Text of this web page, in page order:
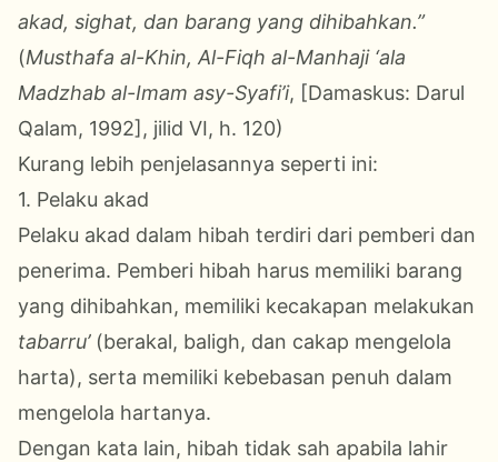
akad, sighat, dan barang yang dihibahkan.”
(Musthafa al-Khin, Al-Fiqh al-Manhaji ‘ala
Madzhab al-Imam asy-Syafi’i, [Damaskus: Darul
Qalam, 1992], jilid VI, h. 120)
Kurang lebih penjelasannya seperti ini:
1. Pelaku akad
Pelaku akad dalam hibah terdiri dari pemberi dan
penerima. Pemberi hibah harus memiliki barang
yang dihibahkan, memiliki kecakapan melakukan
tabarru’(berakal, baligh, dan cakap mengelola
harta), serta memiliki kebebasan penuh dalam
mengelola hartanya.
Dengan kata lain, hibah tidak sah apabila lahir